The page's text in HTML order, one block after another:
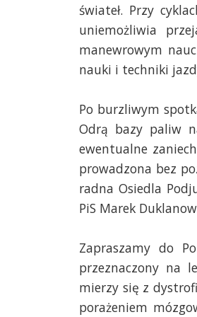
świateł. Przy
uniemożliwia
manewrowym
nauki i techniki
Po burzliwym
Odrą bazy paliw
ewentualne
prowadzona bez
radna Osiedla
PiS Marek
Zapraszamy do
przeznaczony na
mierzy się z
porażeniem